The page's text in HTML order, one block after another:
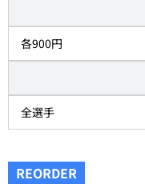
各900円
全選手
REORDER